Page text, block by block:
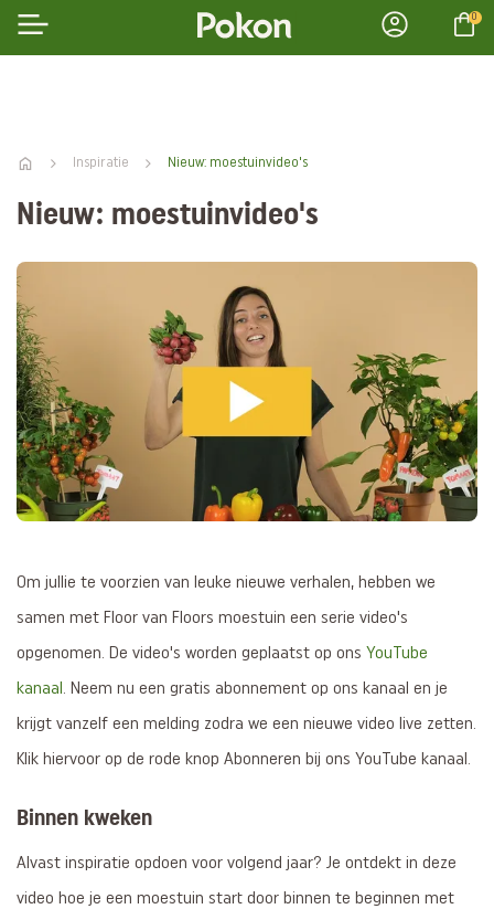
0
Inspiratie Nieuw: moestuinvideo's
Nieuw: moestuinvideo's
Om jullie te voorzien van leuke nieuwe verhalen, hebben we
samen met Floor van Floors moestuin een serie video's
opgenomen. De video's worden geplaatst op ons YouTube
kanaal . Neem nu een gratis abonnement op ons kanaal en je
krijgt vanzelf een melding zodra we een nieuwe video live zetten.
Klik hiervoor op de rode knop Abonneren bij ons YouTube kanaal.
Binnen kweken
Alvast inspiratie opdoen voor volgend jaar? Je ontdekt in deze
video hoe je een moestuin start door binnen te beginnen met